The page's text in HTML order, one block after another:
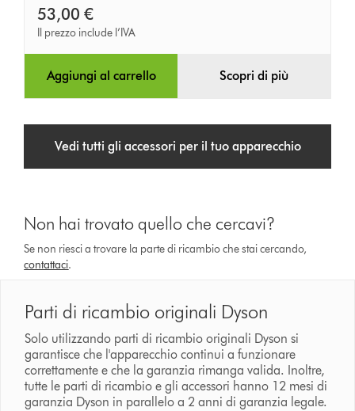
53,00 €
Il prezzo include l’IVA
Aggiungi al carrello Scopri di più
Vedi tutti gli accessori per il tuo apparecchio
Non hai trovato quello che cercavi?
Se non riesci a trovare la parte di ricambio che stai cercando,
contattaci.
Parti di ricambio originali Dyson
Solo utilizzando parti di ricambio originali Dyson si
garantisce che l'apparecchio continui a funzionare
correttamente e che la garanzia rimanga valida. Inoltre,
tutte le parti di ricambio e gli accessori hanno 12 mesi di
garanzia Dyson in parallelo a 2 anni di garanzia legale.